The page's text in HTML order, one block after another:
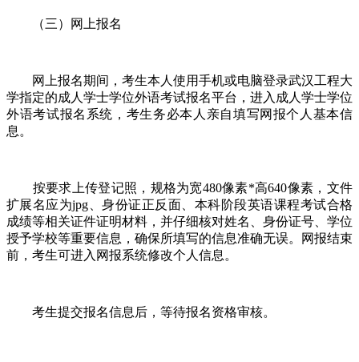
（三）网上报名
网上报名期间，考生本人使用手机或电脑登录武汉工程大
学指定的成人学士学位外语考试报名平台，进入成人学士学位
外语考试报名系统，考生务必本人亲自填写网报个人基本信
息。
按要求上传登记照，规格为宽480像素*高640像素，文件
扩展名应为jpg、身份证正反面、本科阶段英语课程考试合格
成绩等相关证件证明材料，并仔细核对姓名、身份证号、学位
授予学校等重要信息，确保所填写的信息准确无误。网报结束
前，考生可进入网报系统修改个人信息。
考生提交报名信息后，等待报名资格审核。